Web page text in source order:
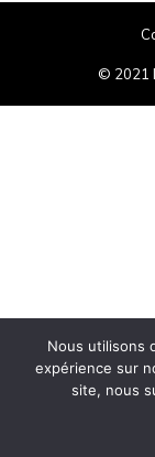
© 2021
Nous utilisons
expérience sur
site, nous